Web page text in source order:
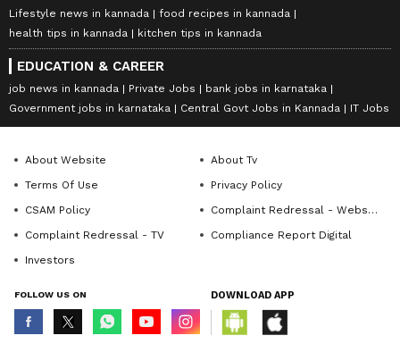
Lifestyle news in kannada
food recipes in kannada
health tips in kannada
kitchen tips in kannada
EDUCATION & CAREER
job news in kannada Private Jobs
bank jobs in karnataka
Government jobs in karnataka
Central Govt Jobs in Kannada IT Jobs
About Website
About Tv
Terms Of Use
Privacy Policy
CSAM Policy
Complaint Redressal - Website
Complaint Redressal - TV
Compliance Report Digital
Investors
FOLLOW US ON DOWNLOAD APP